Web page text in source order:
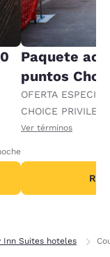
Paquete
puntos
OFERTA
CHOICE
recompensas al
Ver términos
Inn Suites hoteles